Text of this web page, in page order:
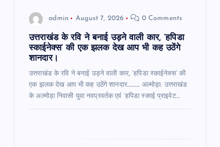
admin August 7, 2026 0 Comments
उत्तराखंड के रवि ने बनाई उड़ने वाली कार, ‘हपिडा
स्काईनेक्स’ की एक झलक देख आप भी कह उठेंगे
शानदार।
उत्तराखंड के रवि ने बनाई उड़ने वाली कार, ‘हपिडा स्काईनेक्स’ की
एक झलक देख आप भी कह उठेंगे शानदार……….. अल्मोड़ा: उत्तराखंड
के अल्मोड़ा निवासी युवा नवप्रवर्तक एवं ‘हपिडा स्काई प्राइवेट…